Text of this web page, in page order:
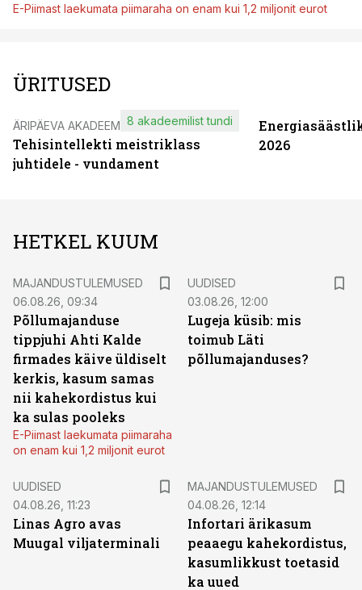
E-Piimast laekumata piimaraha on enam kui 1,2 miljonit eurot
ÜRITUSED
ÄRIPÄEVA AKADEEMIA
Tehisintellekti meistriklass
juhtidele - vundament
8 akadeemilist tundi
2026
HETKEL KUUM
MAJANDUSTULEMUSED
06.08.26, 09:34
Põllumajanduse
tippjuhi Ahti Kalde
firmades käive üldiselt
kerkis, kasum samas
nii kahekordistus kui
ka sulas pooleks
E-Piimast laekumata piimaraha
on enam kui 1,2 miljonit eurot
UUDISED
03.08.26, 12:00
Lugeja küsib: mis
toimub Läti
põllumajanduses?
UUDISED
04.08.26, 11:23
Linas Agro avas
Muugal viljaterminali
MAJANDUSTULEMUSED
04.08.26, 12:14
Infortari ärikasum
peaaegu kahekordistus,
kasumlikkust toetasid
ka uued